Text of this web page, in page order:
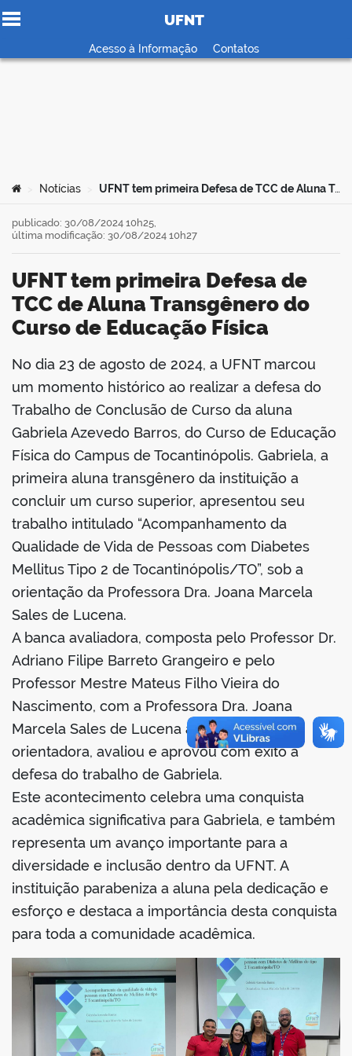
Ir para o conteúdo
UFNT
Acesso à Informação Contatos
Você está aqui:
Notícias UFNT tem primeira Defesa de TCC de Aluna Transgênero do Curso de Educação Física
UFNT tem primeira Defesa de
TCC de Aluna Transgênero do
Curso de Educação Física
publicado: 30/08/2024 10h25,
última modificação: 30/08/2024 10h27
No dia 23 de agosto de 2024, a UFNT marcou
um momento histórico ao realizar a defesa do
Trabalho de Conclusão de Curso da aluna
Gabriela Azevedo Barros, do Curso de Educação
Física do Campus de Tocantinópolis. Gabriela, a
primeira aluna transgênero da instituição a
concluir um curso superior, apresentou seu
trabalho intitulado “Acompanhamento da
Qualidade de Vida de Pessoas com Diabetes
Mellitus Tipo 2 de Tocantinópolis/TO”, sob a
orientação da Professora Dra. Joana Marcela
Sales de Lucena.
A banca avaliadora, composta pelo Professor Dr.
Adriano Filipe Barreto Grangeiro e pelo
Professor Mestre Mateus Filho Vieira do
Nascimento, com a Professora Dra. Joana
Marcela Sales de Lucena atuando como
orientadora, avaliou e aprovou com êxito a
defesa do trabalho de Gabriela.
Este acontecimento celebra uma conquista
acadêmica significativa para Gabriela, e também
representa um avanço importante para a
diversidade e inclusão dentro da UFNT. A
instituição parabeniza a aluna pela dedicação e
esforço e destaca a importância desta conquista
para toda a comunidade acadêmica.